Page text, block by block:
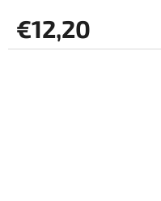
€12,20